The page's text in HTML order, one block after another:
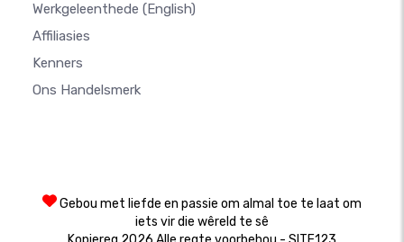
Werkgeleenthede (English)
Affiliasies
Kenners
Ons Handelsmerk
Gebou met liefde en passie om almal toe te laat om
iets vir die wêreld te sê